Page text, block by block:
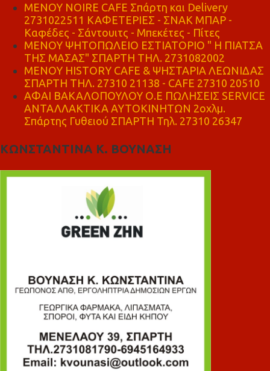
MENOY NOIRE CAFE Σπάρτη και Delivery
2731022511 ΚΑΦΕΤΕΡΙΕΣ - ΣΝΑΚ ΜΠΑΡ -
Καφέδες - Σάντουιτς - Μπεκέτες - Πίτες
ΜΕΝΟΥ ΨΗΤΟΠΩΛΕΙΟ ΕΣΤΙΑΤΟΡΙΟ " Η ΠΙΑΤΣΑ
ΤΗΣ ΜΑΣΑΣ" ΣΠΑΡΤΗ ΤΗΛ. 2731082002
ΜΕΝΟΥ HISTORY CAFE & ΨΗΣΤΑΡΙΑ ΛΕΩΝΙΔΑΣ
ΣΠΑΡΤΗ ΤΗΛ. 27310 21138 - CAFE 27310 20510
ΑΦΑΙ ΒΑΚΑΛΟΠΟΥΛΟΥ Ο.Ε ΠΩΛΗΣΕΙΣ SERVICE
ΑΝΤΑΛΛΑΚΤΙΚΑ ΑΥΤΟΚΙΝΗΤΩΝ 2οχλμ.
Σπάρτης Γυθειού ΣΠΑΡΤΗ Τηλ. 27310 26347
ΚΩΝΣΤΑΝΤΙΝΑ Κ. ΒΟΥΝΑΣΗ